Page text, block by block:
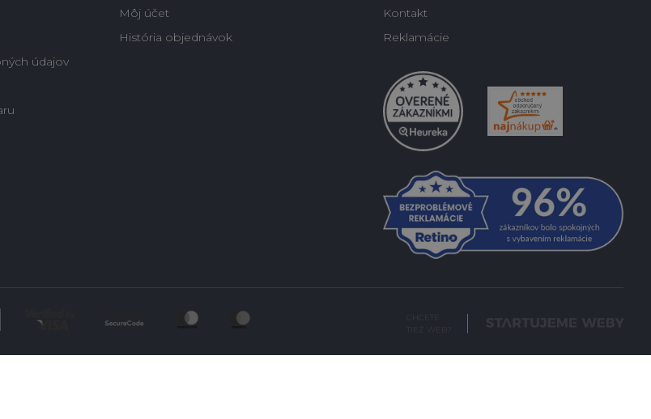
údajov
Môj účet
História objednávok
Kontakt
Reklamácie